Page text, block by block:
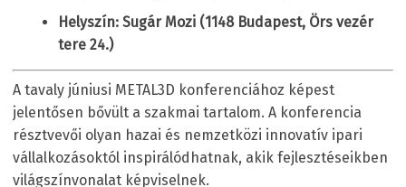
Helyszín: Sugár Mozi (1148 Budapest, Örs vezér
tere 24.)
A tavaly júniusi METAL3D konferenciához képest
jelentősen bővült a szakmai tartalom. A konferencia
résztvevői olyan hazai és nemzetközi innovatív ipari
vállalkozásoktól inspirálódhatnak, akik fejlesztéseikben
világszínvonalat képviselnek.